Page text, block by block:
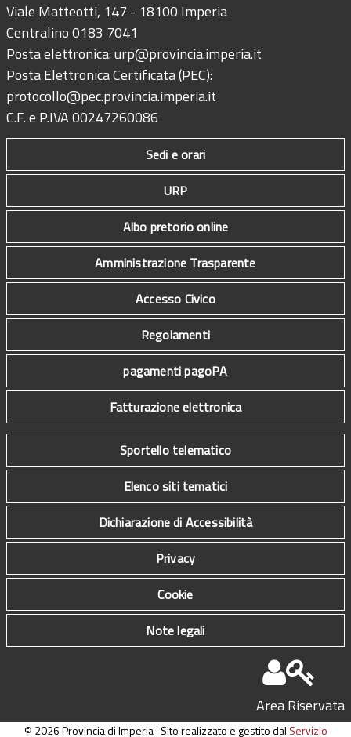
Viale Matteotti, 147 - 18100 Imperia
Centralino 0183 7041
Posta elettronica:urp@provincia.imperia.it
Posta Elettronica Certificata (PEC):
protocollo@pec.provincia.imperia.it
C.F. e P.IVA 00247260086
Sedi e orari
URP
Albo pretorio online
Amministrazione Trasparente
Accesso Civico
Regolamenti
pagamenti pagoPA
Fatturazione elettronica
Sportello telematico
Elenco siti tematici
Dichiarazione di Accessibilità
Privacy
Cookie
Note legali
Area Riservata
© 2026 Provincia di Imperia · Sito realizzato e gestito dal Servizio